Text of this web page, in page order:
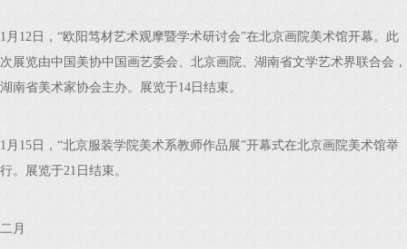
1月12日，“欧阳笃材艺术观摩暨学术研讨会”在北京画院美术馆开幕。此
次展览由中国美协中国画艺委会、北京画院、湖南省文学艺术界联合会，
湖南省美术家协会主办。展览于14日结束。
1月15日，“北京服装学院美术系教师作品展”开幕式在北京画院美术馆举
行。展览于21日结束。
二月